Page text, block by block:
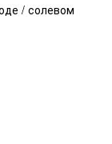
/ солевом